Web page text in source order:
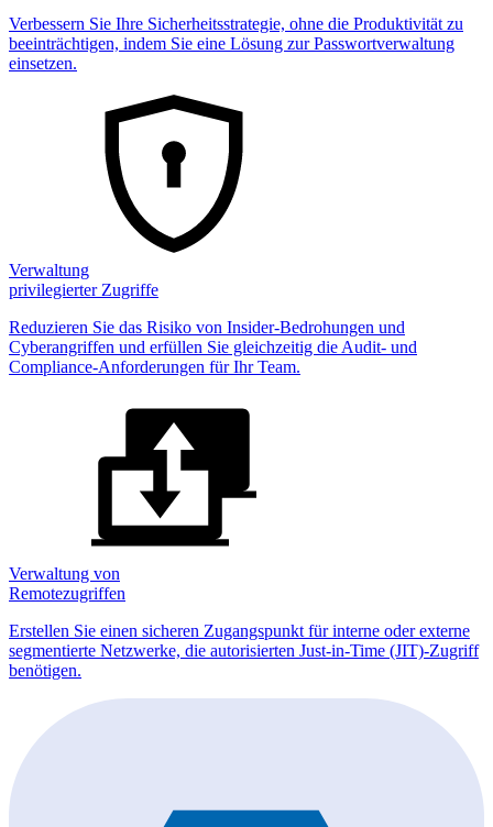
Verbessern Sie Ihre Sicherheitsstrategie, ohne die Produktivität zu
beeinträchtigen, indem Sie eine Lösung zur Passwortverwaltung
einsetzen.
Verwaltung
privilegierter Zugriffe
Reduzieren Sie das Risiko von Insider-Bedrohungen und
Cyberangriffen und erfüllen Sie gleichzeitig die Audit- und
Compliance-Anforderungen für Ihr Team.
Verwaltung von
Remotezugriffen
Erstellen Sie einen sicheren Zugangspunkt für interne oder externe
segmentierte Netzwerke, die autorisierten Just-in-Time (JIT)-Zugriff
benötigen.